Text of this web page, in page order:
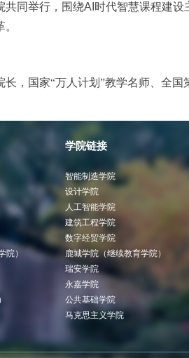
同举行，围绕AI时代智慧课程建
，国家“万人计划”教学名师、全
院）
学院链接
智能制造学院
设计学院
人工智能学院
建筑工程学院
数字经贸学院
鹿城学院（继续教育学院）
瑞安学院
永嘉学院
公共基础学院
马克思主义学院